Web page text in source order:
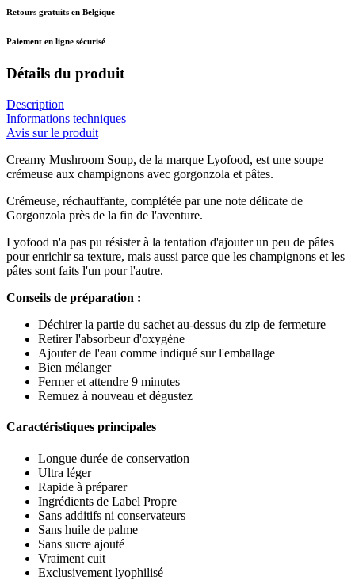
Retours gratuits en Belgique
Paiement en ligne sécurisé
Détails du produit
Description
Informations techniques
Avis sur le produit
Creamy Mushroom Soup, de la marque Lyofood, est une soupe
crémeuse aux champignons avec gorgonzola et pâtes.
Crémeuse, réchauffante, complétée par une note délicate de
Gorgonzola près de la fin de l'aventure.
Lyofood n'a pas pu résister à la tentation d'ajouter un peu de pâtes
pour enrichir sa texture, mais aussi parce que les champignons et les
pâtes sont faits l'un pour l'autre.
Conseils de préparation :
Déchirer la partie du sachet au-dessus du zip de fermeture
Retirer l'absorbeur d'oxygène
Ajouter de l'eau comme indiqué sur l'emballage
Bien mélanger
Fermer et attendre 9 minutes
Remuez à nouveau et dégustez
Caractéristiques principales
Longue durée de conservation
Ultra léger
Rapide à préparer
Ingrédients de Label Propre
Sans additifs ni conservateurs
Sans huile de palme
Sans sucre ajouté
Vraiment cuit
Exclusivement lyophilisé